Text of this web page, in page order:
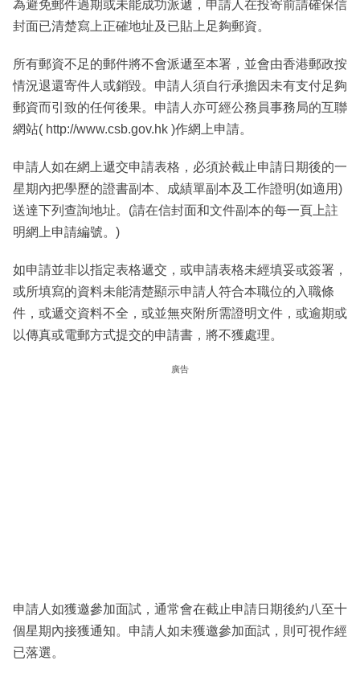
為避免郵件過期或未能成功派遞，申請人在投寄前請確保信
封面已清楚寫上正確地址及已貼上足夠郵資。
所有郵資不足的郵件將不會派遞至本署，並會由香港郵政按
情況退還寄件人或銷毀。申請人須自行承擔因未有支付足夠
郵資而引致的任何後果。申請人亦可經公務員事務局的互聯
網站( http://www.csb.gov.hk )作網上申請。
申請人如在網上遞交申請表格，必須於截止申請日期後的一
星期內把學歷的證書副本、成績單副本及工作證明(如適用)
送達下列查詢地址。(請在信封面和文件副本的每一頁上註
明網上申請編號。)
如申請並非以指定表格遞交，或申請表格未經填妥或簽署，
或所填寫的資料未能清楚顯示申請人符合本職位的入職條
件，或遞交資料不全，或並無夾附所需證明文件，或逾期或
以傳真或電郵方式提交的申請書，將不獲處理。
廣告
申請人如獲邀參加面試，通常會在截止申請日期後約八至十
個星期內接獲通知。申請人如未獲邀參加面試，則可視作經
已落選。